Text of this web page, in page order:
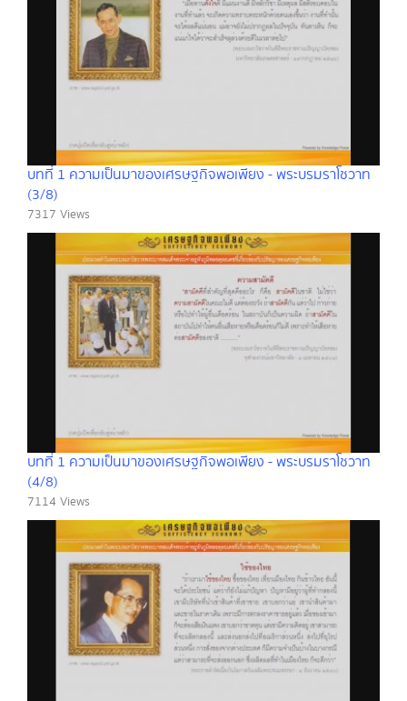
บทที่ 1 ความเป็นมาของเศรษฐกิจพอเพียง - พระบรมราโชวาท
(3/8)
7317 Views
บทที่ 1 ความเป็นมาของเศรษฐกิจพอเพียง - พระบรมราโชวาท
(4/8)
7114 Views